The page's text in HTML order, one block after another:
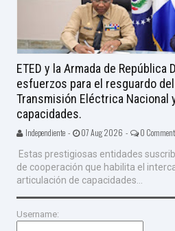
ETED y la Armada de República
esfuerzos para el resguardo
Transmisión Eléctrica Nacional
capacidades.
Independiente - 07 Aug 2026 - 0
Estas prestigiosas entidades
de cooperación que habilita el
articulación de capacidades...
Username: